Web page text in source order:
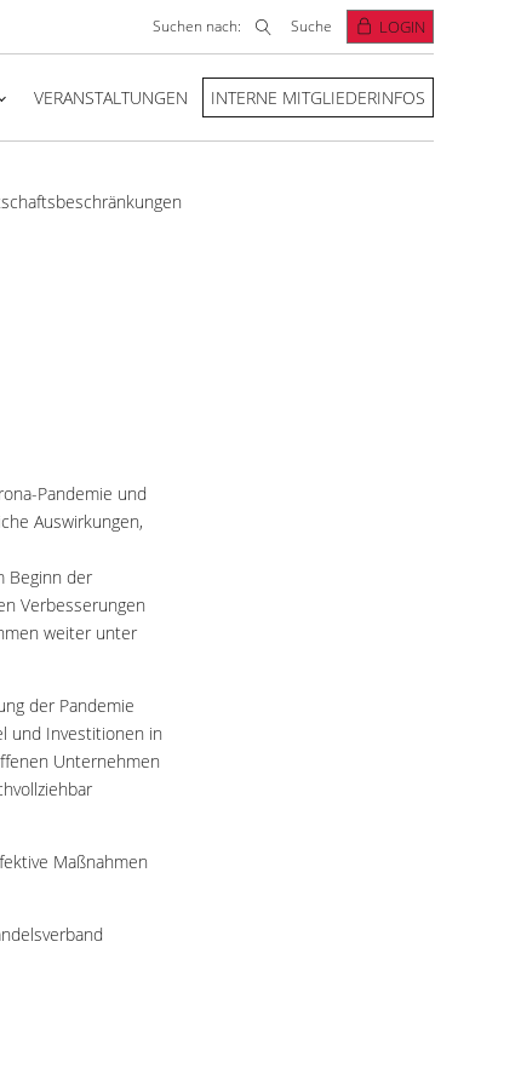
Suchen nach: Suche LOGIN
VERANSTALTUNGEN INTERNE MITGLIEDERINFOS
Pandemie und
Auswirkungen,
Beginn der
Verbesserungen
weiter unter
der Pandemie
und Investitionen in
Unternehmen
Maßnahmen